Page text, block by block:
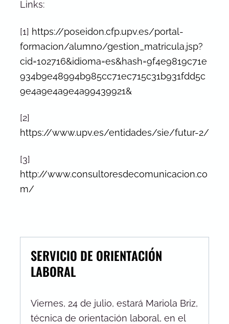
Links:
[1] https://poseidon.cfp.upv.es/portal-
formacion/alumno/gestion_matricula.jsp?
cid=102716&idioma=es&hash=9f4e9819c71e
934b9e48994b985cc71ec715c31b931fdd5c
9e4a9e4a9e4a99439921&
[2]
https://www.upv.es/entidades/sie/futur-2/
[3]
http://www.consultoresdecomunicacion.co
m/
SERVICIO DE ORIENTACIÓN
LABORAL
Viernes, 24 de julio, estará Mariola Briz,
técnica de orientación laboral, en el